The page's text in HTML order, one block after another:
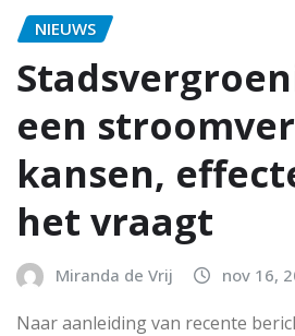
NIEUWS
een
kansen,
het vraagt
Miranda de Vrij nov 16,
Naar aanleiding van recente